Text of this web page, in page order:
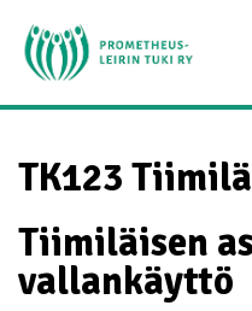
TK123
Tiimiläisen
vallankäyttö